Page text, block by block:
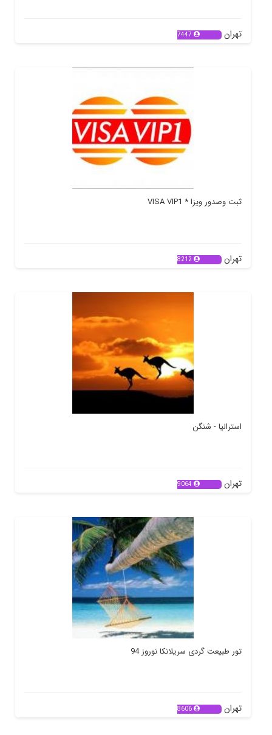
تهران 7447
ثبت وصدور ویزا * VISA VIP1
تهران 8212
استرالیا - شنگن
تهران 9064
تور طبیعت گردی سریلانکا نوروز 94
تهران 8606